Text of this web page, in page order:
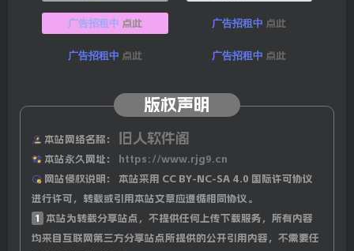
广告招租中 点此 广告招租中 点此
广告招租中 点此 广告招租中 点此
版权声明
本站网络名称： 旧人软件阁
本站永久网址：
https://www.rjg9.cn
网站侵权说明：
本站采用 CC BY-NC-SA 4.0 国际许可协议
进行许可，转载或引用本站文章应遵循相同协议。
1
本站为转载分享站点，不提供任何上传下载服务，所有内容
均来自互联网第三方分享站点所提供的公开引用内容，不需要任